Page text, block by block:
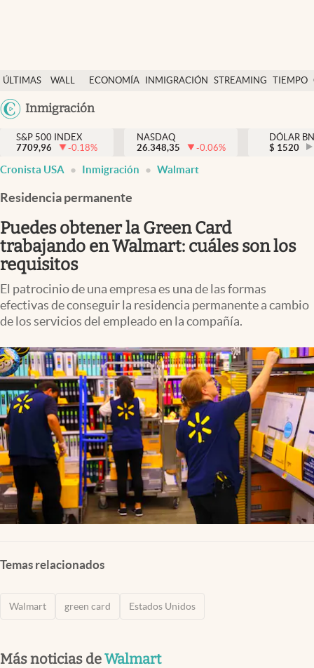
ÚLTIMAS
NOTICIAS
WALL
Y
DÓLAR
ECONOMÍA INMIGRACIÓN STREAMING TIEMPO
México
Inmigración
Finanzas y economía
Wall Street y dólar
Inmigración
Espiritual
Streaming
PC y mobile
Lifestyle
USA
S&P 500 INDEX
7709,96
-0.18%
NASDAQ
26.348,35
-0.06%
DÓLAR
$ 1520
Cronista USA Inmigración Walmart
Residencia permanente
Puedes obtener la Green Card
trabajando en Walmart: cuáles son los
requisitos
El patrocinio de una empresa es una de las formas
efectivas de conseguir la residencia permanente a cambio
de los servicios del empleado en la compañía.
Temas relacionados
Walmart green card Estados Unidos
Más noticias deWalmart